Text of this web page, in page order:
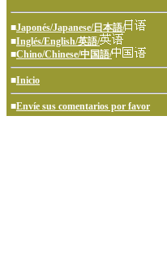
■Japonés/Japanese/日本語/
■Inglés/English/英語/
■Chino/Chinese/中国語/
■Inicio
■Envíe sus comentarios por favor